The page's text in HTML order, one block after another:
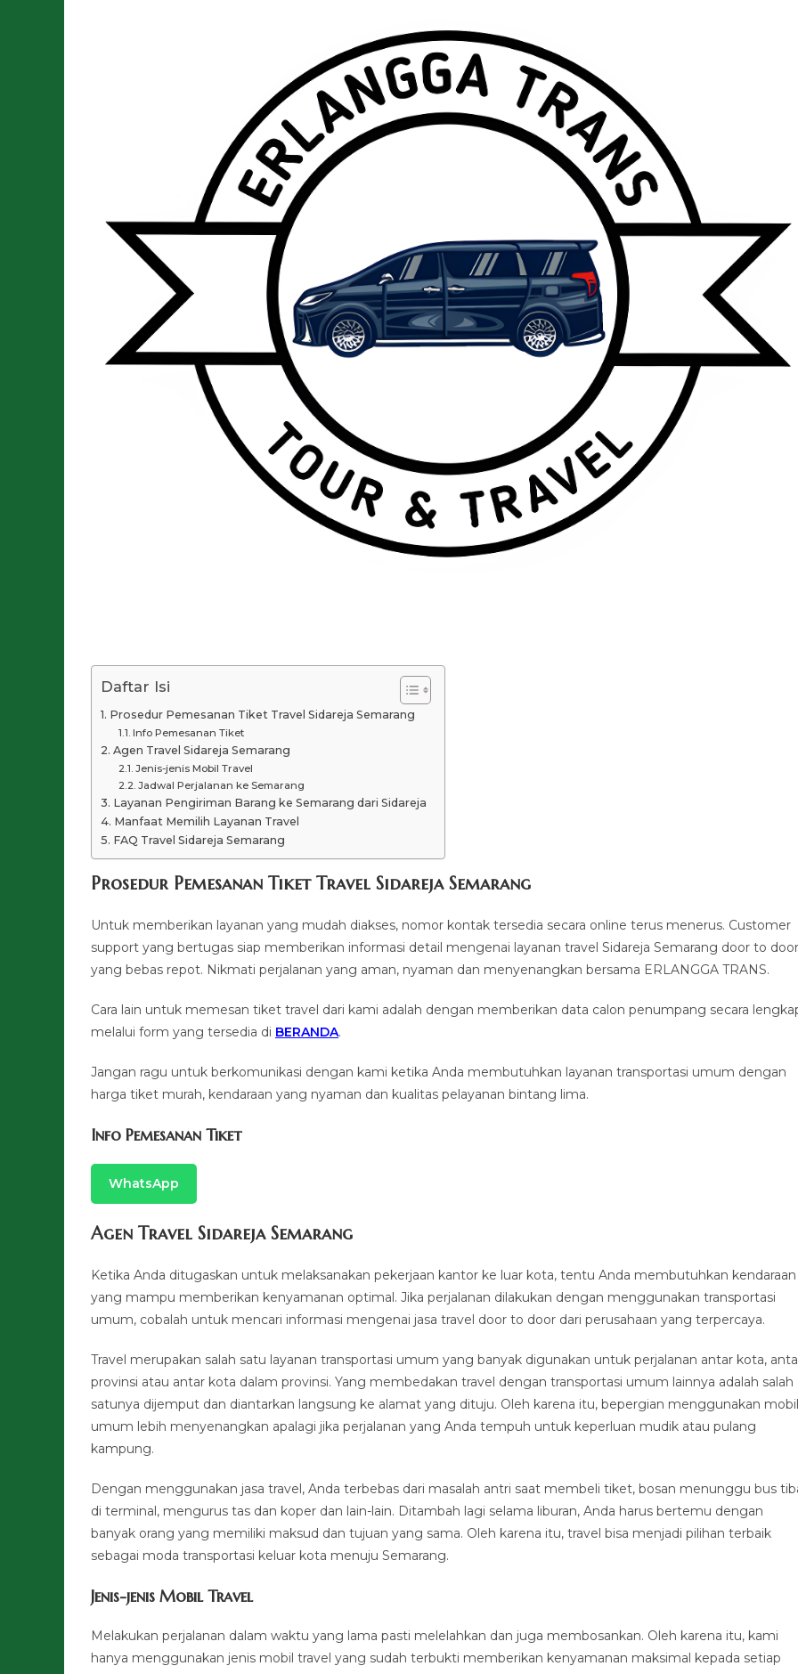
Daftar Isi
Prosedur Pemesanan Tiket Travel Sidareja Semarang
Info Pemesanan Tiket
Agen Travel Sidareja Semarang
Jenis-jenis Mobil Travel
Jadwal Perjalanan ke Semarang
Layanan Pengiriman Barang ke Semarang dari Sidareja
Manfaat Memilih Layanan Travel
FAQ Travel Sidareja Semarang
Prosedur Pemesanan Tiket Travel Sidareja Semarang
Untuk memberikan layanan yang mudah diakses, nomor kontak tersedia secara online terus menerus. Customer
support yang bertugas siap memberikan informasi detail mengenai layanan travel Sidareja Semarang door to door
yang bebas repot. Nikmati perjalanan yang aman, nyaman dan menyenangkan bersama ERLANGGA TRANS.
Cara lain untuk memesan tiket travel dari kami adalah dengan memberikan data calon penumpang secara
melalui form yang tersedia di BERANDA.
Jangan ragu untuk berkomunikasi dengan kami ketika Anda membutuhkan layanan transportasi umum dengan
harga tiket murah, kendaraan yang nyaman dan kualitas pelayanan bintang lima.
Info Pemesanan Tiket
WhatsApp
Agen Travel Sidareja Semarang
Ketika Anda ditugaskan untuk melaksanakan pekerjaan kantor ke luar kota, tentu Anda membutuhkan kendaraan
yang mampu memberikan kenyamanan optimal. Jika perjalanan dilakukan dengan menggunakan transportasi
umum, cobalah untuk mencari informasi mengenai jasa travel door to door dari perusahaan yang terpercaya.
Travel merupakan salah satu layanan transportasi umum yang banyak digunakan untuk perjalanan antar kota,
provinsi atau antar kota dalam provinsi. Yang membedakan travel dengan transportasi umum lainnya adalah salah
satunya dijemput dan diantarkan langsung ke alamat yang dituju. Oleh karena itu, bepergian menggunakan mobil
umum lebih menyenangkan apalagi jika perjalanan yang Anda tempuh untuk keperluan mudik atau pulang
kampung.
Dengan menggunakan jasa travel, Anda terbebas dari masalah antri saat membeli tiket, bosan menunggu bus
di terminal, mengurus tas dan koper dan lain-lain. Ditambah lagi selama liburan, Anda harus bertemu dengan
banyak orang yang memiliki maksud dan tujuan yang sama. Oleh karena itu, travel bisa menjadi pilihan terbaik
sebagai moda transportasi keluar kota menuju Semarang.
Jenis-jenis Mobil Travel
Melakukan perjalanan dalam waktu yang lama pasti melelahkan dan juga membosankan. Oleh karena itu, kami
hanya menggunakan jenis mobil travel yang sudah terbukti memberikan kenyamanan maksimal kepada setiap